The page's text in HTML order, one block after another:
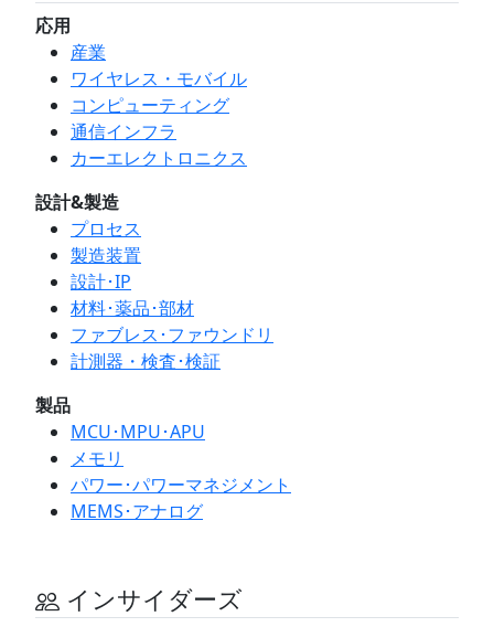
応用
産業
ワイヤレス・モバイル
コンピューティング
通信インフラ
カーエレクトロニクス
設計&製造
プロセス
製造装置
設計･IP
材料･薬品･部材
ファブレス･ファウンドリ
計測器・検査･検証
製品
MCU･MPU･APU
メモリ
パワー･パワーマネジメント
MEMS･アナログ
インサイダーズ